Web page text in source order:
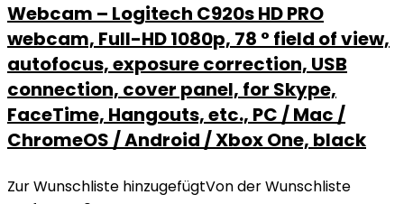
Webcam – Logitech C920s HD PRO
webcam, Full-HD 1080p, 78 ° field of view,
autofocus, exposure correction, USB
connection, cover panel, for Skype,
FaceTime, Hangouts, etc., PC / Mac /
ChromeOS / Android / Xbox One, black
Zur Wunschliste hinzugefügtVon der Wunschliste